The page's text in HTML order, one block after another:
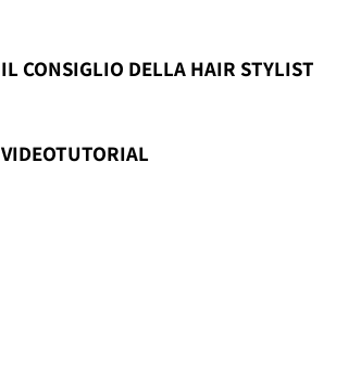
IL CONSIGLIO DELLA HAIR STYLIST
VIDEOTUTORIAL